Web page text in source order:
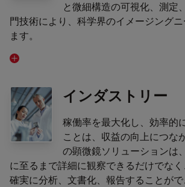
と微細構造の可視化、測定
門技術により、科学界のイメージング
ます。
インダストリー
稼働率を最大化し、効率的
ことは、収益の向上につな
の顕微鏡ソリューションは
に至るまで詳細に観察できるだけでな
確実に分析、文書化、報告することがで